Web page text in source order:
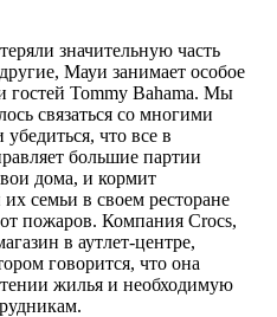
значительную часть
Мауи занимает особое
гостей Tommy Bahama. Мы
связаться со многими
что все в
большие партии
дома, и кормит
семьи в своем ресторане
пожаров. Компания Crocs,
в аутлет-центре,
говорится, что она
жилья и необходимую